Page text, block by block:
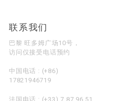
联系我们
巴黎 旺多姆广场10号，
访问仅接受电话预约
中国电话 : (+86)
17821946719
法国电话 : (+33) 7 87 96 51